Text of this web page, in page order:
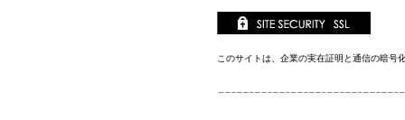
このサイトは、企業の実在証明と通信の暗号